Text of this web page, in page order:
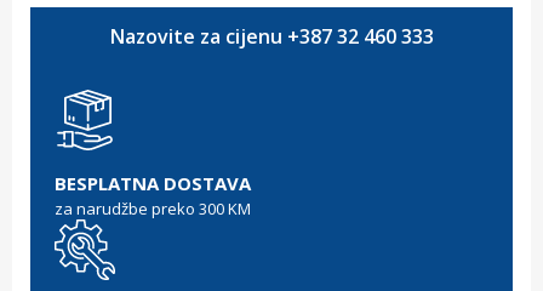
Nazovite za cijenu +387 32 460 333
BESPLATNA DOSTAVA
za narudžbe preko 300 KM